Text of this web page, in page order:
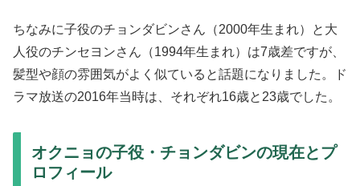
ちなみに子役のチョンダビンさん（2000年生まれ）と大
人役のチンセヨンさん（1994年生まれ）は7歳差ですが、
髪型や顔の雰囲気がよく似ていると話題になりました。ド
ラマ放送の2016年当時は、それぞれ16歳と23歳でした。
オクニョの子役・チョンダビンの現在とプ
ロフィール